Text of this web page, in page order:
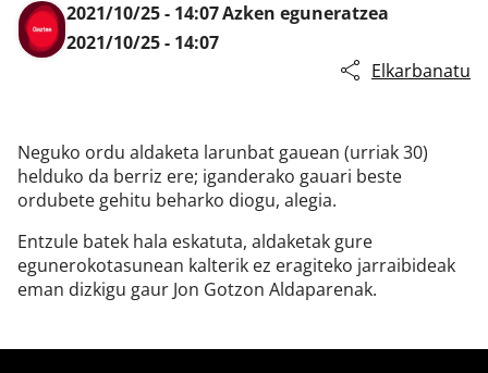
2021/10/25 - 14:07Azken eguneratzea
2021/10/25 - 14:07
Elkarbanatu
Neguko ordu aldaketa larunbat gauean (urriak 30)
helduko da berriz ere; iganderako gauari beste
ordubete gehitu beharko diogu, alegia.
Entzule batek hala eskatuta, aldaketak gure
egunerokotasunean kalterik ez eragiteko jarraibideak
eman dizkigu gaur Jon Gotzon Aldaparenak.